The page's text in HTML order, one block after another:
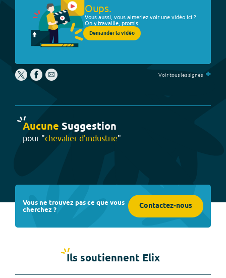
Oups.
Vous aussi, vous aimeriez voir une vidéo ici ?
On y travaille, promis.
Demander la vidéo
Voir tous les signes +
Aucune Suggestion
pour "chevalier d'industrie"
Vous ne trouvez pas ce que vous
cherchez ? Contactez-nous
Ils soutiennent Elix